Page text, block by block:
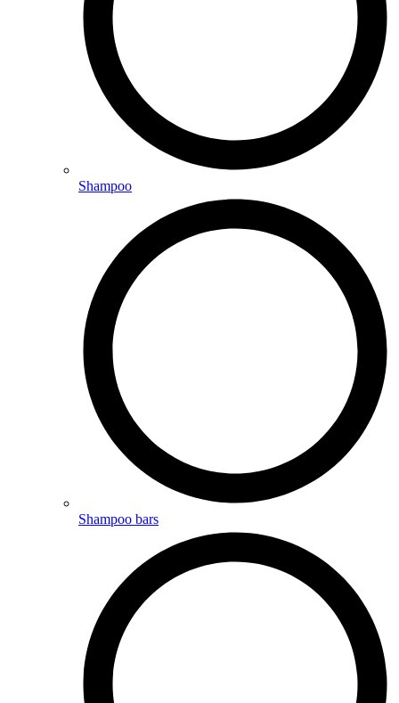
Shampoo
Shampoo bars